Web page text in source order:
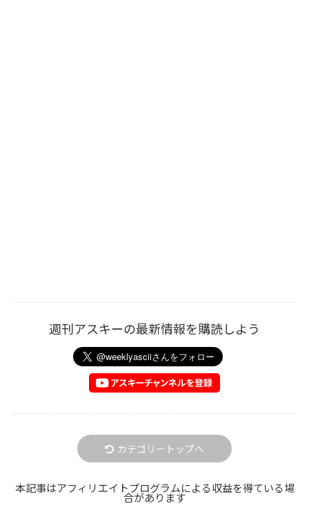
週刊アスキーの最新情報を購読しよう
カテゴリートップへ
本記事はアフィリエイトプログラムによる収益を得ている場
合があります